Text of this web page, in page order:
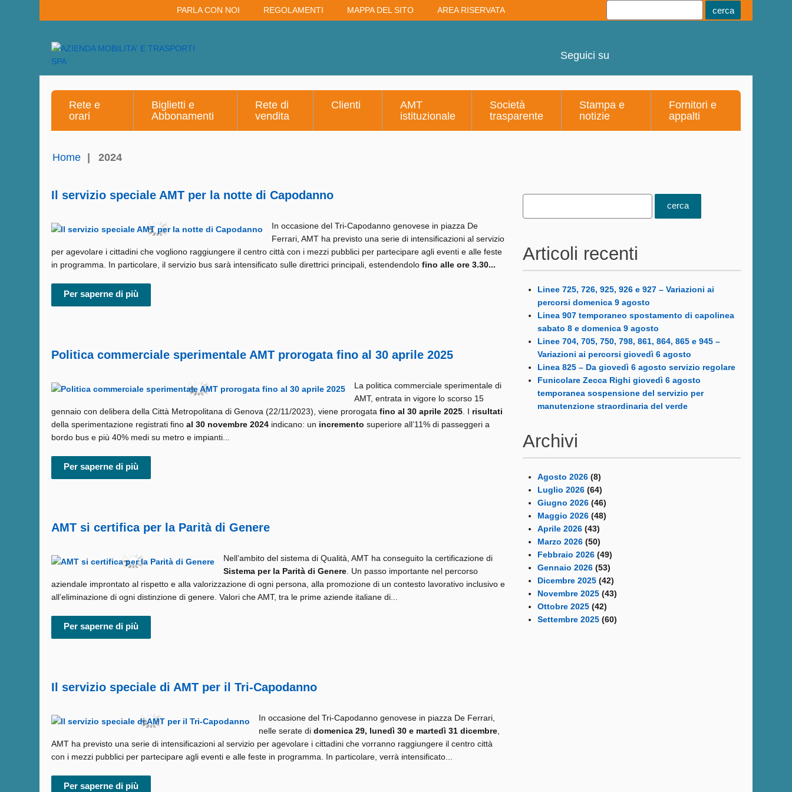
PARLA CON NOI REGOLAMENTI MAPPA DEL SITO AREA RISERVATA
Seguici su
Rete e
orari
Biglietti e
Abbonamenti
Rete di
vendita
Clienti
AMT
istituzionale
Società
trasparente
Stampa e
notizie
Fornitori e
appalti
Home 2024
Il servizio speciale AMT per la notte di Capodanno
In occasione del Tri-Capodanno genovese in piazza De
Ferrari, AMT ha previsto una serie di intensificazioni al servizio
per agevolare i cittadini che vogliono raggiungere il centro città con i mezzi pubblici per partecipare agli eventi e alle feste
in programma. In particolare, il servizio bus sarà intensificato sulle direttrici principali, estendendolo fino alle ore 3.30...
Per saperne di più
Politica commerciale sperimentale AMT prorogata fino al 30 aprile 2025
La politica commerciale sperimentale di
AMT, entrata in vigore lo scorso 15
gennaio con delibera della Città Metropolitana di Genova (22/11/2023), viene prorogata fino al 30 aprile 2025 . I risultati
della sperimentazione registrati fino al 30 novembre 2024 indicano: un incremento superiore all’11% di passeggeri a
bordo bus e più 40% medi su metro e impianti...
Per saperne di più
AMT si certifica per la Parità di Genere
Nell’ambito del sistema di Qualità, AMT ha conseguito la certificazione di
Sistema per la Parità di Genere . Un passo importante nel percorso
aziendale improntato al rispetto e alla valorizzazione di ogni persona, alla promozione di un contesto lavorativo inclusivo e
all’eliminazione di ogni distinzione di genere. Valori che AMT, tra le prime aziende italiane di...
Per saperne di più
Il servizio speciale di AMT per il Tri-Capodanno
In occasione del Tri-Capodanno genovese in piazza De Ferrari,
nelle serate di domenica 29, lunedì 30 e martedì 31 dicembre
AMT ha previsto una serie di intensificazioni al servizio per agevolare i cittadini che vorranno raggiungere il centro città
con i mezzi pubblici per partecipare agli eventi e alle feste in programma. In particolare, verrà intensificato...
Per saperne di più
Articoli recenti
Linee 725, 726, 925, 926 e 927 – Variazioni ai
percorsi domenica 9 agosto
Linea 907 temporaneo spostamento di capolinea
sabato 8 e domenica 9 agosto
Linee 704, 705, 750, 798, 861, 864, 865 e 945 –
Variazioni ai percorsi giovedì 6 agosto
Linea 825 – Da giovedì 6 agosto servizio regolare
Funicolare Zecca Righi giovedì 6 agosto
temporanea sospensione del servizio per
manutenzione straordinaria del verde
Archivi
Agosto 2026 (8)
Luglio 2026 (64)
Giugno 2026 (46)
Maggio 2026 (48)
Aprile 2026 (43)
Marzo 2026 (50)
Febbraio 2026 (49)
Gennaio 2026 (53)
Dicembre 2025 (42)
Novembre 2025 (43)
Ottobre 2025 (42)
Settembre 2025 (60)